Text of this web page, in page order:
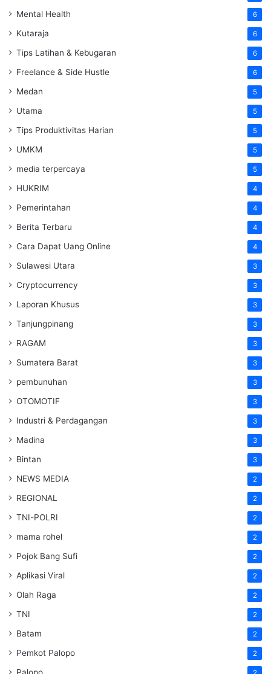
Mental Health 6
Kutaraja 6
Tips Latihan & Kebugaran 6
Freelance & Side Hustle 6
Medan 5
Utama 5
Tips Produktivitas Harian 5
UMKM 5
media terpercaya 5
HUKRIM 4
Pemerintahan 4
Berita Terbaru 4
Cara Dapat Uang Online 4
Sulawesi Utara 3
Cryptocurrency 3
Laporan Khusus 3
Tanjungpinang 3
RAGAM 3
Sumatera Barat 3
pembunuhan 3
OTOMOTIF 3
Industri & Perdagangan 3
Madina 3
Bintan 3
NEWS MEDIA 2
REGIONAL 2
TNI-POLRI 2
mama rohel 2
Pojok Bang Sufi 2
Aplikasi Viral 2
Olah Raga 2
TNI 2
Batam 2
Pemkot Palopo 2
Palopo